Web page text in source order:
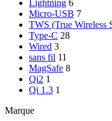
Lightning 6
Micro-USB 7
TWS (True Wireless
Type-C 28
Wired 3
sans fil 11
MagSafe 8
Qi2 1
Qi 1.3 1
Marque